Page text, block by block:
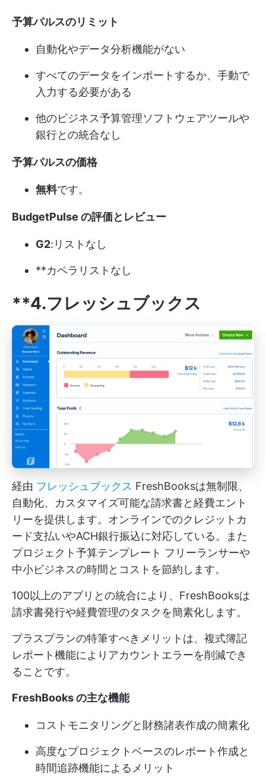
予算パルスのリミット
自動化やデータ分析機能がない
すべてのデータをインポートするか、手動で
入力する必要がある
他のビジネス予算管理ソフトウェアツールや
銀行との統合なし
予算パルスの価格
無料です。
BudgetPulse の評価とレビュー
G2:リストなし
**カペラリストなし
**4.フレッシュブックス
経由 フレッシュブックス FreshBooksは無制限、
自動化、カスタマイズ可能な請求書と経費エント
リーを提供します。オンラインでのクレジットカ
ード支払いやACH銀行振込に対応している。また
プロジェクト予算テンプレート フリーランサーや
中小ビジネスの時間とコストを節約します。
100以上のアプリとの統合により、FreshBooksは
請求書発行や経費管理のタスクを簡素化します。
プラスプランの特筆すべきメリットは、複式簿記
レポート機能によりアカウントエラーを削減でき
ることです。
FreshBooks の主な機能
コストモニタリングと財務諸表作成の簡素化
高度なプロジェクトベースのレポート作成と
時間追跡機能によるメリット